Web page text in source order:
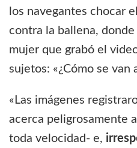
los navegantes chocar
contra la ballena,
mujer que grabó el
sujetos: «¿Cómo se van
«Las imágenes
acerca peligrosamente
toda velocidad- e,